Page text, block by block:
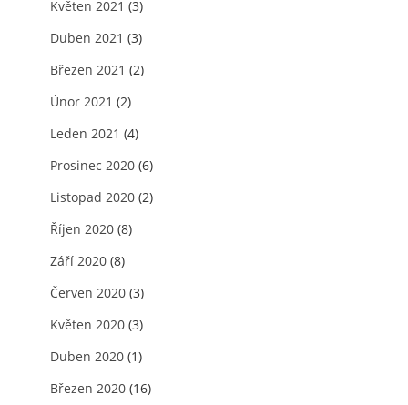
Květen 2021 (3)
Duben 2021 (3)
Březen 2021 (2)
Únor 2021 (2)
Leden 2021 (4)
Prosinec 2020 (6)
Listopad 2020 (2)
Říjen 2020 (8)
Září 2020 (8)
Červen 2020 (3)
Květen 2020 (3)
Duben 2020 (1)
Březen 2020 (16)